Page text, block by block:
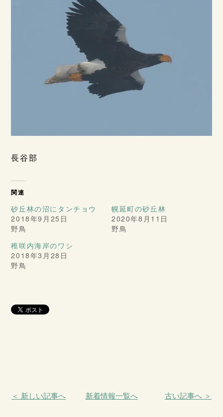
長谷部
関連
砂丘林の沼にタンチョウ
2018年9月25日
野鳥
幌延町の砂丘林
2020年8月11日
野鳥
稚咲内海岸のワシ
2018年3月28日
野鳥
＜ 新しい記事へ 新着情報一覧へ 古い記事へ ＞